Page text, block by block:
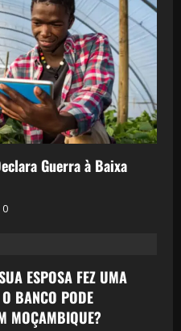
Guerra à Baixa
0
ESPOSA FEZ UMA
BANCO PODE
MOÇAMBIQUE?